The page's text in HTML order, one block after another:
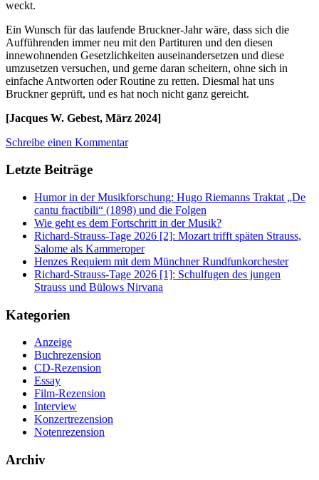
weckt.
Ein Wunsch für das laufende Bruckner-Jahr wäre, dass sich die
Aufführenden immer neu mit den Partituren und den diesen
innewohnenden Gesetzlichkeiten auseinandersetzen und diese
umzusetzen versuchen, und gerne daran scheitern, ohne sich in
einfache Antworten oder Routine zu retten. Diesmal hat uns
Bruckner geprüft, und es hat noch nicht ganz gereicht.
[Jacques W. Gebest, März 2024]
Schreibe einen Kommentar
Letzte Beiträge
Humor in der Musikforschung: Hugo Riemanns Traktat „De
cantu fractibili“ (1898) und die Folgen
Wie geht es dem Fortschritt in der Musik?
Richard-Strauss-Tage 2026 [2]: Mozart trifft späten Strauss,
Salome als Kammeroper
Henzes Requiem mit dem Münchner Rundfunkorchester
Richard-Strauss-Tage 2026 [1]: Schulfugen des jungen
Strauss und Bülows Nirvana
Kategorien
Anzeige
Buchrezension
CD-Rezension
Essay
Film-Rezension
Interview
Konzertrezension
Notenrezension
Archiv